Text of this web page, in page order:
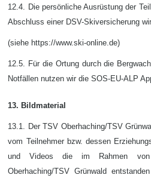
12.4. Die persönliche Ausrüstung der
Abschluss einer DSV-Skiversicherung
(siehe https://www.ski-online.de)
12.5. Für die Ortung durch die
Notfällen nutzen wir die SOS-EU-ALP
13. Bildmaterial
13.1. Der TSV Oberhaching/TSV
vom Teilnehmer bzw. dessen
und Videos die im Rahmen von
Oberhaching/TSV Grünwald